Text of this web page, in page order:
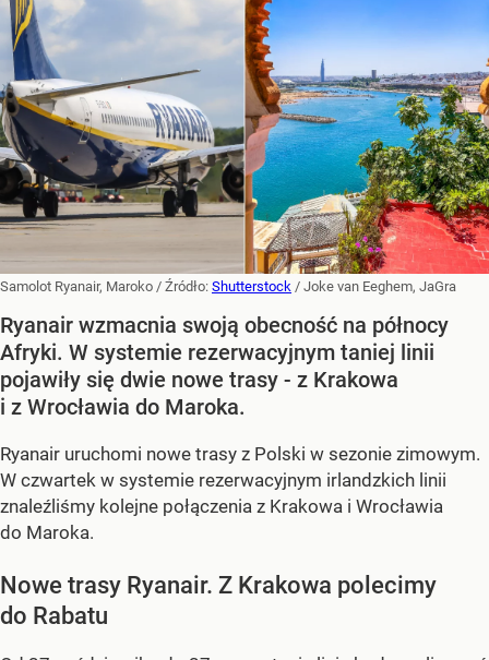
Samolot Ryanair, Maroko / Źródło: Shutterstock / Joke van Eeghem, JaGra
Ryanair wzmacnia swoją obecność na północy
Afryki. W systemie rezerwacyjnym taniej linii
pojawiły się dwie nowe trasy - z Krakowa
i z Wrocławia do Maroka.
Ryanair uruchomi nowe trasy z Polski w sezonie zimowym.
W czwartek w systemie rezerwacyjnym irlandzkich linii
znaleźliśmy kolejne połączenia z Krakowa i Wrocławia
do Maroka.
Nowe trasy Ryanair. Z Krakowa polecimy
do Rabatu